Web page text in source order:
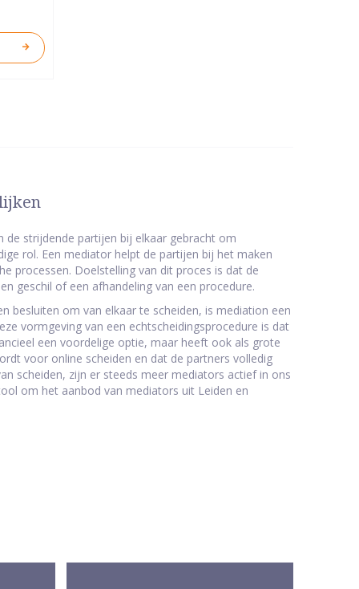
strijdende partijen bij elkaar gebracht om
rol. Een mediator helpt de partijen bij het maken
processen. Doelstelling van dit proces is dat de
geschil of een afhandeling van een procedure.
besluiten om van elkaar te scheiden, is mediation een
vormgeving van een echtscheidingsprocedure is dat
een voordelige optie, maar heeft ook als grote
voor online scheiden en dat de partners volledig
scheiden, zijn er steeds meer mediators actief in ons
om het aanbod van mediators uit Leiden en